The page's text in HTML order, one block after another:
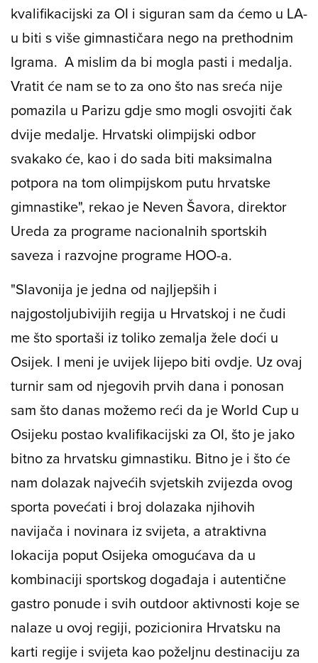
kvalifikacijski za OI i siguran sam da ćemo u LA-
u biti s više gimnastičara nego na prethodnim
Igrama. A mislim da bi mogla pasti i medalja.
Vratit će nam se to za ono što nas sreća nije
pomazila u Parizu gdje smo mogli osvojiti čak
dvije medalje. Hrvatski olimpijski odbor
svakako će, kao i do sada biti maksimalna
potpora na tom olimpijskom putu hrvatske
gimnastike", rekao je Neven Šavora, direktor
Ureda za programe nacionalnih sportskih
saveza i razvojne programe HOO-a.
"Slavonija je jedna od najljepših i
najgostoljubivijih regija u Hrvatskoj i ne čudi
me što sportaši iz toliko zemalja žele doći u
Osijek. I meni je uvijek lijepo biti ovdje. Uz ovaj
turnir sam od njegovih prvih dana i ponosan
sam što danas možemo reći da je World Cup u
Osijeku postao kvalifikacijski za OI, što je jako
bitno za hrvatsku gimnastiku. Bitno je i što će
nam dolazak najvećih svjetskih zvijezda ovog
sporta povećati i broj dolazaka njihovih
navijača i novinara iz svijeta, a atraktivna
lokacija poput Osijeka omogućava da u
kombinaciji sportskog događaja i autentične
gastro ponude i svih outdoor aktivnosti koje se
nalaze u ovoj regiji, pozicionira Hrvatsku na
karti regije i svijeta kao poželjnu destinaciju za